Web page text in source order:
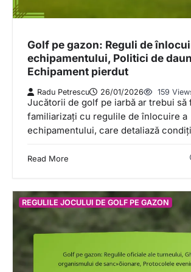
Golf pe gazon: Reguli de
echipamentului, Politici de
Echipament pierdut
Radu Petrescu 26/01/2026 159
Jucătorii de golf pe iarbă ar trebui să
familiarizați cu regulile de înlocuire a
echipamentului, care detaliază
Read More
REGULILE JOCULUI DE GOLF PE GAZON